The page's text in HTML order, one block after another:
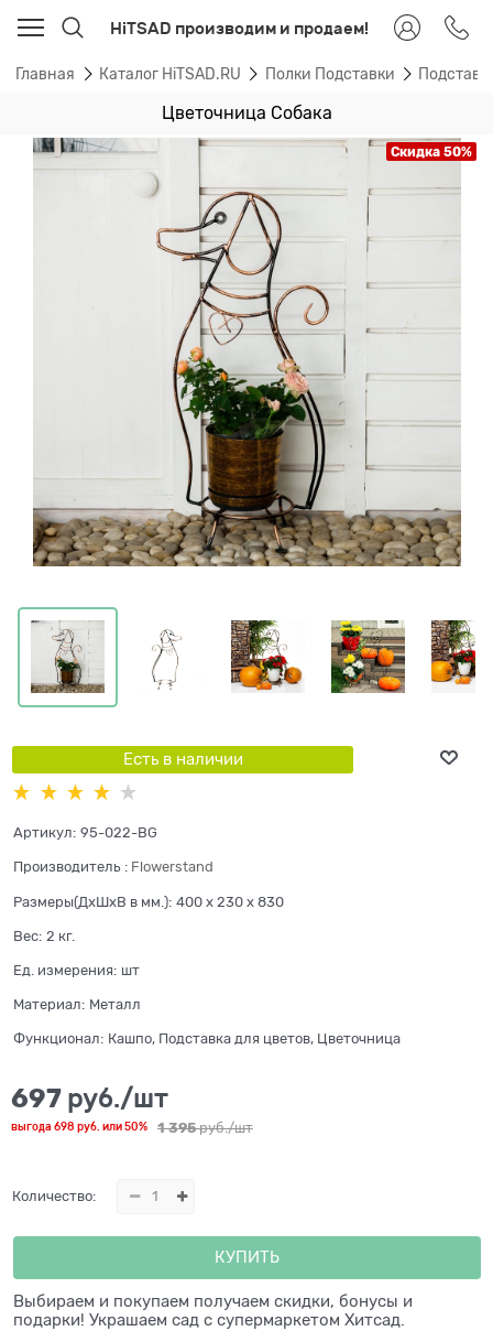
HiTSAD производим и продаем!
Главная Каталог HiTSAD.RU Полки Подставки
Цветочница Собака
Скидка 50%
Есть в наличии
Артикул: 95-022-BG
Производитель : Flowerstand
Размеры(ДхШхВ в мм.): 400 x 230 x 830
Вес: 2 кг.
Ед. измерения: шт
Материал: Металл
Функционал: Кашпо, Подставка для цветов, Цветочница
1 395 руб./шт
697 руб./шт
выгода 698 руб. или50%
Количество:
КУПИТЬ
Выбираем и покупаем получаем скидки, бонусы и
подарки! Украшаем сад с супермаркетом Хитсад.